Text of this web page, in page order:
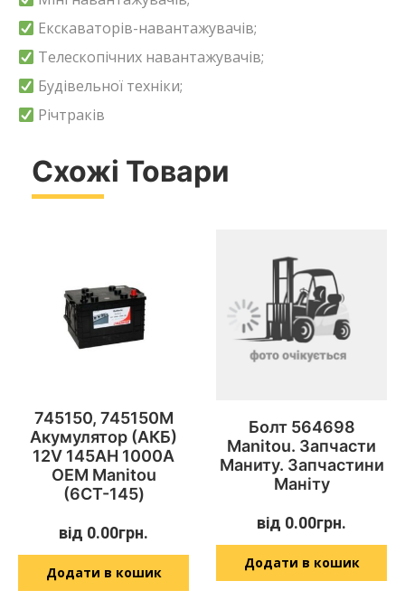
Екскаваторів-навантажувачів;
Телескопічних навантажувачів;
Будівельної техніки;
Річтраків
Схожі Товари
745150, 745150M
Акумулятор (АКБ)
12V 145AH 1000A
OEM Manitou
(6СТ-145)
від 0.00грн.
Додати в кошик
Болт 564698
Manitou. Запчасти
Маниту. Запчастини
Маніту
від 0.00грн.
Додати в кошик